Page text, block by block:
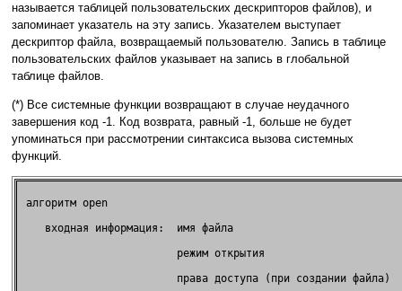
называется таблицей пользовательских дескрипторов файлов), и
запоминает указатель на эту запись. Указателем выступает
дескриптор файла, возвращаемый пользователю. Запись в таблице
пользовательских файлов указывает на запись в глобальной
таблице файлов.
(*) Все системные функции возвращают в случае неудачного
завершения код -1. Код возврата, равный -1, больше не будет
упоминаться при рассмотрении синтаксиса вызова системных
функций.
алгоритм open
входная информация:  имя
режим
права доступа (при создании